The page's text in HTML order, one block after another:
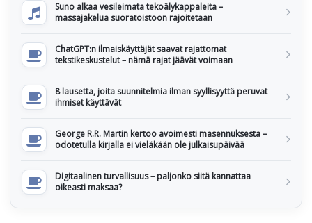
Suno alkaa vesileimata tekoälykappaleita –
massajakelua suoratoistoon rajoitetaan
ChatGPT:n ilmaiskäyttäjät saavat rajattomat
tekstikeskustelut – nämä rajat jäävät voimaan
8 lausetta, joita suunnitelmia ilman syyllisyyttä peruvat
ihmiset käyttävät
George R.R. Martin kertoo avoimesti masennuksesta –
odotetulla kirjalla ei vieläkään ole julkaisupäivää
Digitaalinen turvallisuus – paljonko siitä kannattaa
oikeasti maksaa?